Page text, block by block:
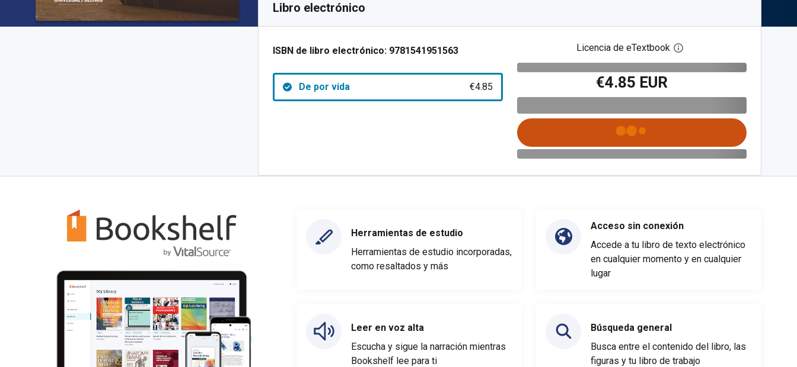
Libro electrónico
ISBN de libro electrónico: 9781541951563
De por vida €4.85
Licencia de eTextbook Abre el cuadro de diálogo
€4.85 EUR
Herramientas de estudio
Herramientas de estudio incorporadas,
como resaltados y más
Leer en voz alta
Escucha y sigue la narración mientras
Bookshelf lee para ti
Acceso sin conexión
Accede a tu libro de texto electrónico
en cualquier momento y en cualquier
lugar
Búsqueda general
Busca entre el contenido del libro, las
figuras y tu libro de trabajo